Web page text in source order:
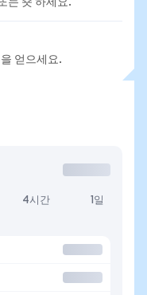
는 숏 하세요.
얻으세요.
4시간 1일